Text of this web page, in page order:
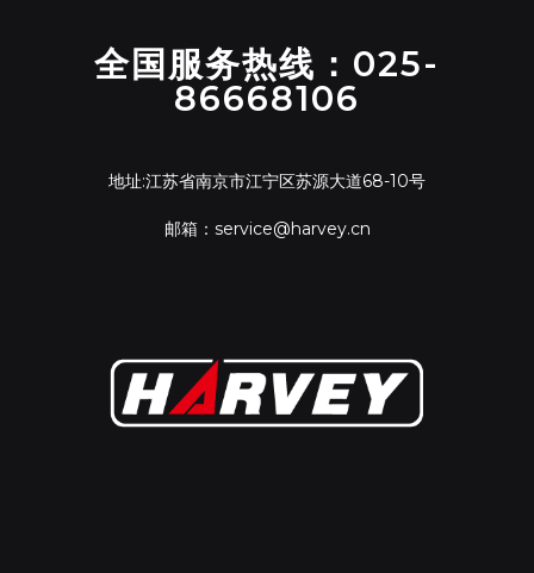
全国服务热线：025-
86668106
地址:江苏省南京市江宁区苏源大道68-10号
邮箱：service@harvey.cn